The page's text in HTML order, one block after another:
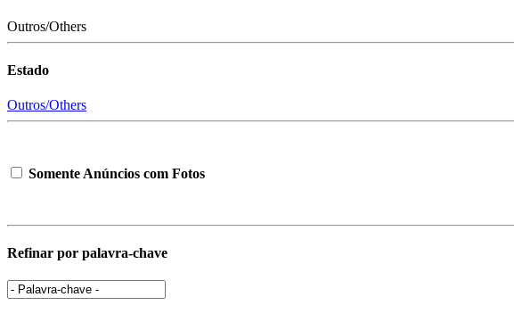
Outros/Others
Estado
Outros/Others
Somente Anúncios com Fotos
Refinar por palavra-chave